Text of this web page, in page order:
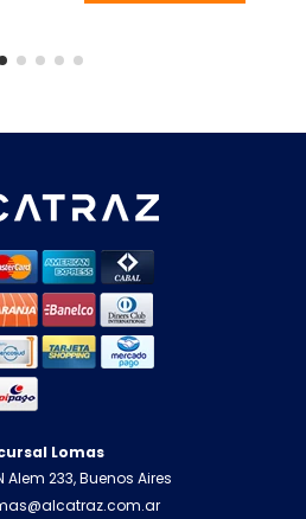
Lomas
Alem 233, Buenos Aires